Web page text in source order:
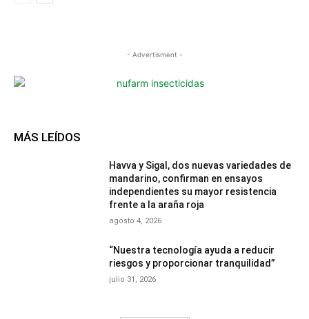
- Advertisment -
MÁS LEÍDOS
Havva y Sigal, dos nuevas variedades de
mandarino, confirman en ensayos
independientes su mayor resistencia
frente a la araña roja
agosto 4, 2026
“Nuestra tecnología ayuda a reducir
riesgos y proporcionar tranquilidad”
julio 31, 2026